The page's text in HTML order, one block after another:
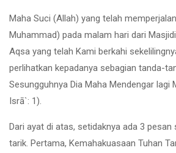
Maha Suci (Allah) yang telah
Muhammad) pada malam hari dari
Aqsa yang telah Kami berkahi
perlihatkan kepadanya sebagian tanda-
Sesungguhnya Dia Maha Mendengar lagi
Isrā`: 1).
Dari ayat di atas, setidaknya ada 3 pesan
tarik. Pertama, Kemahakuasaan Tuhan